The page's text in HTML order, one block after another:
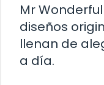
Mr
diseños
llenan de
a día.